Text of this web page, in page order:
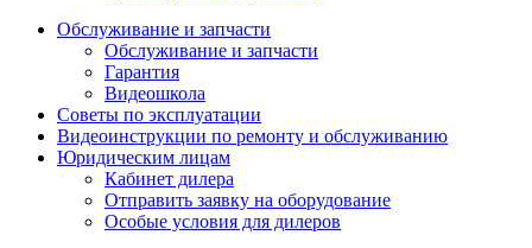
Обслуживание и запчасти
Обслуживание и запчасти
Гарантия
Видеошкола
Советы по эксплуатации
Видеоинструкции по ремонту и обслуживанию
Юридическим лицам
Кабинет дилера
Отправить заявку на оборудование
Особые условия для дилеров